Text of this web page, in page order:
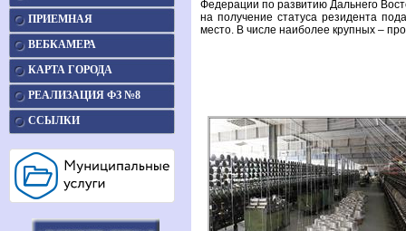
ПРИЕМНАЯ
ВЕБКАМЕРА
КАРТА ГОРОДА
РЕАЛИЗАЦИЯ ФЗ №8
ССЫЛКИ
Федерации по развитию Дальнего
на получение статуса резидента
место. В числе наиболее крупных –